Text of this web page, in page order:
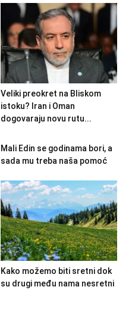
Veliki preokret na Bliskom
istoku? Iran i Oman
dogovaraju novu rutu...
Mali Edin se godinama bori, a
sada mu treba naša pomoć
Kako možemo biti sretni dok
su drugi među nama nesretni